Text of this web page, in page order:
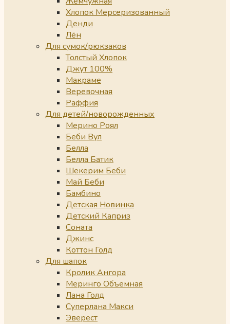
Хлопок Мерсеризованный
Денди
Лён
Для сумок/рюкзаков
Толстый Хлопок
Джут 100%
Макраме
Веревочная
Раффия
Для детей/новорожденных
Мерино Роял
Беби Вул
Белла
Белла Батик
Шекерим Беби
Май Беби
Бамбино
Детская Новинка
Детский Каприз
Соната
Джинс
Коттон Голд
Для шапок
Кролик Ангора
Меринго Объемная
Лана Голд
Суперлана Макси
Эверест